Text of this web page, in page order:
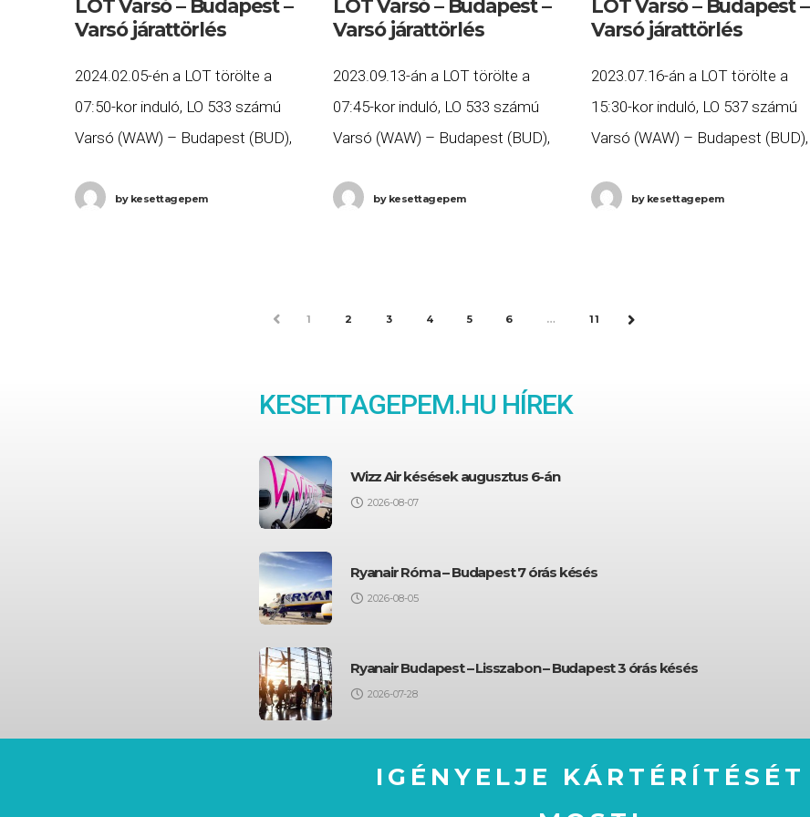
LOT Varsó – Budapest –
Varsó járattörlés
2024.02.05-én a LOT törölte a
07:50-kor induló, LO 533 számú
Varsó (WAW) – Budapest (BUD),
számú Budapest (BUD) – Varsó
bykesettagepem
LOT Varsó – Budapest –
Varsó járattörlés
2023.09.13-án a LOT törölte a
07:45-kor induló, LO 533 számú
Varsó (WAW) – Budapest (BUD),
számú Budapest (BUD) – Varsó
bykesettagepem
LOT Varsó – Budapest –
Varsó járattörlés
2023.07.16-án a LOT törölte a
15:30-kor induló, LO 537 számú
Varsó (WAW) – Budapest (BUD),
számú Budapest (BUD) – Varsó
bykesettagepem
PREV1 2 3 4 5 6 … 11 NEXT
KESETTAGEPEM.HU HÍREK
Wizz Air késések augusztus 6-án
2026-08-07
Ryanair Róma – Budapest 7 órás késés
2026-08-05
Ryanair Budapest – Lisszabon – Budapest 3 órás késés
2026-07-28
IGÉNYELJE KÁRTÉRÍTÉSÉT